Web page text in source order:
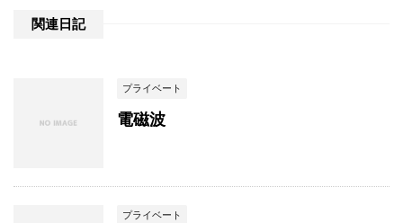
関連日記
プライベート
電磁波
プライベート